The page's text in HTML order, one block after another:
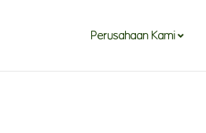
Perusahaan Kami